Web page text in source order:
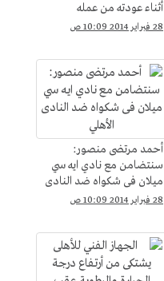
أثناء عودته من عمله
28 فبراير 2014 10:09 ص
أحمد مرتضى منصور:
سنتضامن مع نادي ايه سي
ميلان فى شكواه ضد النادى
الأهلي
28 فبراير 2014 10:09 ص